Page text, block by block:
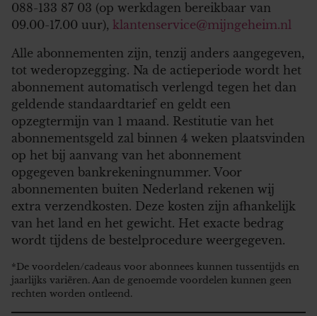
088-133 87 03 (op werkdagen bereikbaar van
09.00-17.00 uur), klantenservice@mijngeheim.nl
Alle abonnementen zijn, tenzij anders aangegeven,
tot wederopzegging. Na de actieperiode wordt het
abonnement automatisch verlengd tegen het dan
geldende standaardtarief en geldt een
opzegtermijn van 1 maand. Restitutie van het
abonnementsgeld zal binnen 4 weken plaatsvinden
op het bij aanvang van het abonnement
opgegeven bankrekeningnummer. Voor
abonnementen buiten Nederland rekenen wij
extra verzendkosten. Deze kosten zijn afhankelijk
van het land en het gewicht. Het exacte bedrag
wordt tijdens de bestelprocedure weergegeven.
*De voordelen/cadeaus voor abonnees kunnen tussentijds en
jaarlijks variëren. Aan de genoemde voordelen kunnen geen
rechten worden ontleend.